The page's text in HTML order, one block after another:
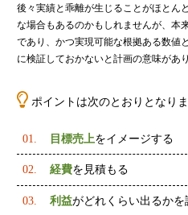
後々実績と乖離が生じることがほとん
な場合もあるのかもしれませんが、本
であり、かつ実現可能な根拠ある数値
に検証しておかないと計画の意味があ
ポイントは次のとおりとなりま
目標売上をイメージする
経費を見積もる
利益がどれくらい出るかを